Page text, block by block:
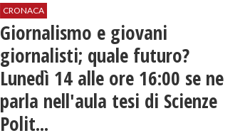
CRONACA
Giornalismo e giovani
giornalisti; quale futuro?
Lunedì 14 alle ore 16:00 se ne
parla nell'aula tesi di Scienze
Polit...